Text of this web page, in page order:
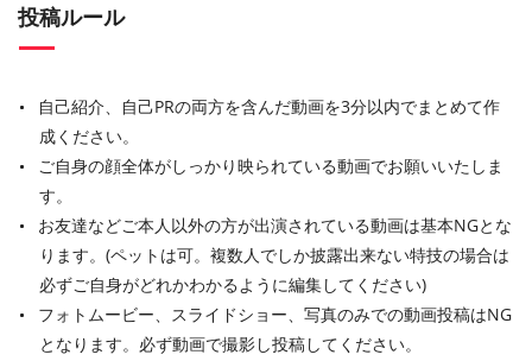
投稿ルール
自己紹介、自己PRの両方を含んだ動画を3分以内でまとめて作
成ください。
ご自身の顔全体がしっかり映られている動画でお願いいたしま
す。
お友達などご本人以外の方が出演されている動画は基本NGとな
ります。(ペットは可。複数人でしか披露出来ない特技の場合は
必ずご自身がどれかわかるように編集してください)
フォトムービー、スライドショー、写真のみでの動画投稿はNG
となります。必ず動画で撮影し投稿してください。